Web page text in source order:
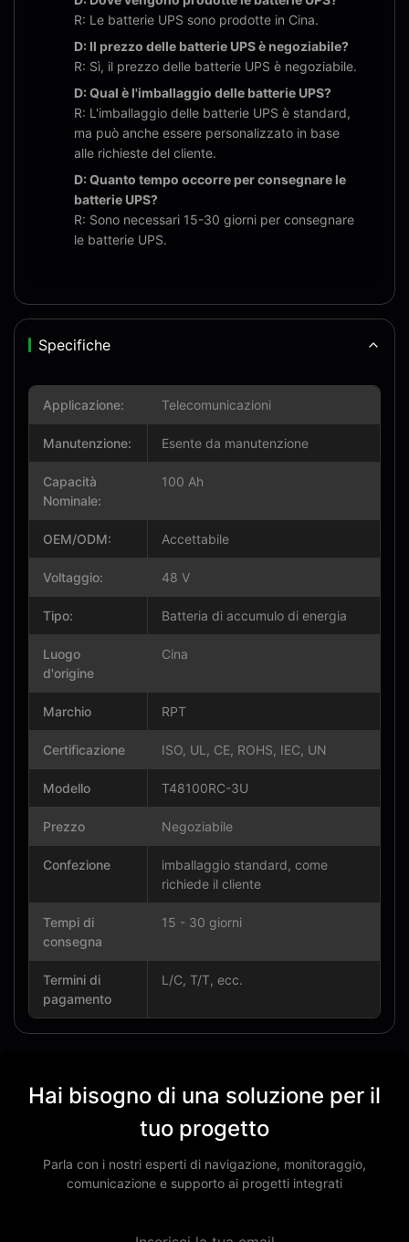
R: Le batterie UPS sono prodotte in Cina.
D: Il prezzo delle batterie UPS è negoziabile?
R: Sì, il prezzo delle batterie UPS è negoziabile.
D: Qual è l'imballaggio delle batterie UPS?
R: L'imballaggio delle batterie UPS è standard,
ma può anche essere personalizzato in base
alle richieste del cliente.
D: Quanto tempo occorre per consegnare le
batterie UPS?
R: Sono necessari 15-30 giorni per consegnare
le batterie UPS.
Specifiche
Applicazione: Telecomunicazioni
Manutenzione: Esente da manutenzione
Capacità
Nominale:
100 Ah
OEM/ODM: Accettabile
Voltaggio: 48 V
Tipo: Batteria di accumulo di energia
Luogo
d'origine
Cina
Marchio RPT
Certificazione ISO, UL, CE, ROHS, IEC, UN
Modello T48100RC-3U
Prezzo Negoziabile
Confezione
imballaggio standard, come
richiede il cliente
Tempi di
consegna
15 - 30 giorni
Termini di
pagamento
L/C, T/T, ecc.
Hai bisogno di una soluzione per il
tuo progetto
Parla con i nostri esperti di navigazione, monitoraggio,
comunicazione e supporto ai progetti integrati